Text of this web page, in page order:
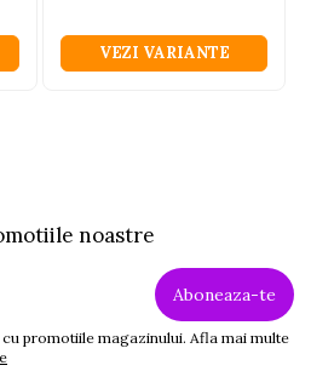
VEZI VARIANTE
noastre
promotiile magazinului. Afla mai multe